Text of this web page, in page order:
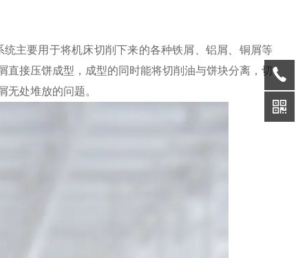
主要用于将机床切削下来的各种铁屑、铝屑、铜屑等
接压饼成型，成型的同时能将切削油与饼块分离，切
处堆放的问题。